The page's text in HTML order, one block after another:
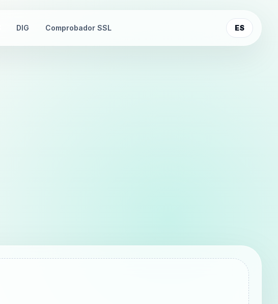
DIG Comprobador SSL ES